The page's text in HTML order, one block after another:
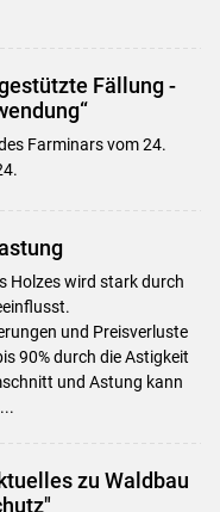
Fällung -
Farminars vom 24.
Holzes wird stark durch
und Preisverluste
90% durch die Astigkeit
und Astung kann
zu Waldbau